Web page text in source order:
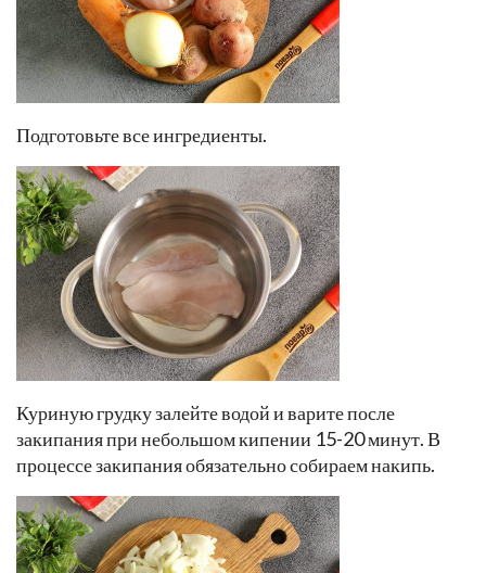
Подготовьте все ингредиенты.
Куриную грудку залейте водой и варите после
закипания при небольшом кипении 15-20 минут. В
процессе закипания обязательно собираем накипь.